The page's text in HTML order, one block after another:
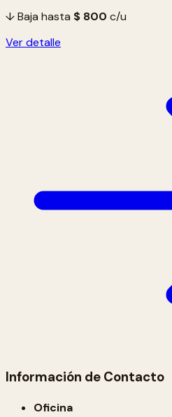
↓ Baja hasta $ 800 c/u
Ver detalle
Información de Contacto
Oficina